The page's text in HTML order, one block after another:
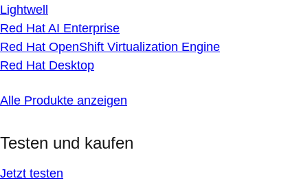
Lightwell
Red Hat AI Enterprise
Red Hat OpenShift Virtualization Engine
Red Hat Desktop
Alle Produkte anzeigen
Testen und kaufen
Jetzt testen